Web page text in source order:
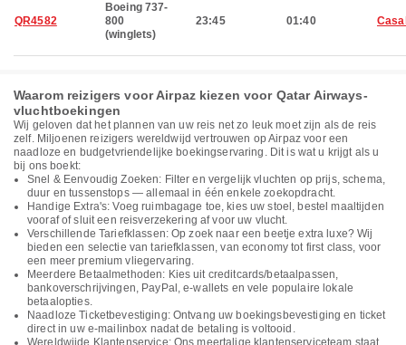
QR4582
Boeing 737-
800
(winglets)
23:45 01:40
Waarom reizigers voor Airpaz kiezen voor Qatar Airways-
vluchtboekingen
Wij geloven dat het plannen van uw reis net zo leuk moet zijn als de reis
zelf. Miljoenen reizigers wereldwijd vertrouwen op Airpaz voor een
naadloze en budgetvriendelijke boekingservaring. Dit is wat u krijgt als u
bij ons boekt:
Snel & Eenvoudig Zoeken: Filter en vergelijk vluchten op prijs, schema,
duur en tussenstops — allemaal in één enkele zoekopdracht.
Handige Extra's: Voeg ruimbagage toe, kies uw stoel, bestel maaltijden
vooraf of sluit een reisverzekering af voor uw vlucht.
Verschillende Tariefklassen: Op zoek naar een beetje extra luxe? Wij
bieden een selectie van tariefklassen, van economy tot first class, voor
een meer premium vliegervaring.
Meerdere Betaalmethoden: Kies uit creditcards/betaalpassen,
bankoverschrijvingen, PayPal, e-wallets en vele populaire lokale
betaalopties.
Naadloze Ticketbevestiging: Ontvang uw boekingsbevestiging en ticket
direct in uw e-mailinbox nadat de betaling is voltooid.
Wereldwijde Klantenservice: Ons meertalige klantenserviceteam staat